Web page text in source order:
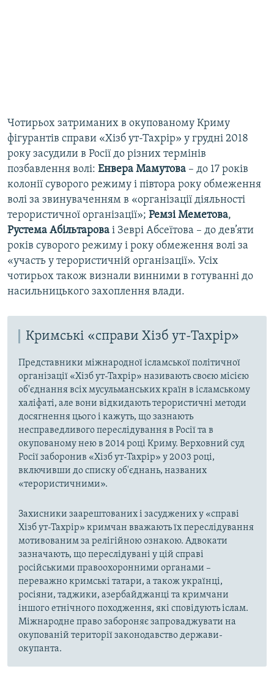
Чотирьох затриманих в окупованому Криму
фігурантів справи «Хізб ут-Тахрір» у грудні 2018
року засудили в Росії до різних термінів
позбавлення волі: Енвера Мамутова – до 17 років
колонії суворого режиму і півтора року обмеження
волі за звинуваченням в «організації діяльності
терористичної організації»; Ремзі Меметова,
Рустема Абільтарова і Зеврі Абсеїтова – до дев’яти
років суворого режиму і року обмеження волі за
«участь у терористичній організації». Усіх
чотирьох також визнали винними в готуванні до
насильницького захоплення влади.
Кримські «справи Хізб ут-Тахрір»
Представники міжнародної ісламської політичної
організації «Хізб ут-Тахрір» називають своєю місією
об'єднання всіх мусульманських країн в ісламському
халіфаті, але вони відкидають терористичні методи
досягнення цього і кажуть, що зазнають
несправедливого переслідування в Росії та в
окупованому нею в 2014 році Криму. Верховний суд
Росії заборонив «Хізб ут-Тахрір» у 2003 році,
включивши до списку об'єднань, названих
«терористичними».
Захисники заарештованих і засуджених у «справі
Хізб ут-Тахрір» кримчан вважають їх переслідування
мотивованим за релігійною ознакою. Адвокати
зазначають, що переслідувані у цій справі
російськими правоохоронними органами –
переважно кримські татари, а також українці,
росіяни, таджики, азербайджанці та кримчани
іншого етнічного походження, які сповідують іслам.
Міжнародне право забороняє запроваджувати на
окупованій території законодавство держави-
окупанта.